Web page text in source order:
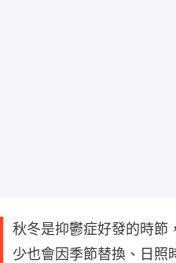
秋冬是抑鬱症好發的時節
少也會因季節替換、日照